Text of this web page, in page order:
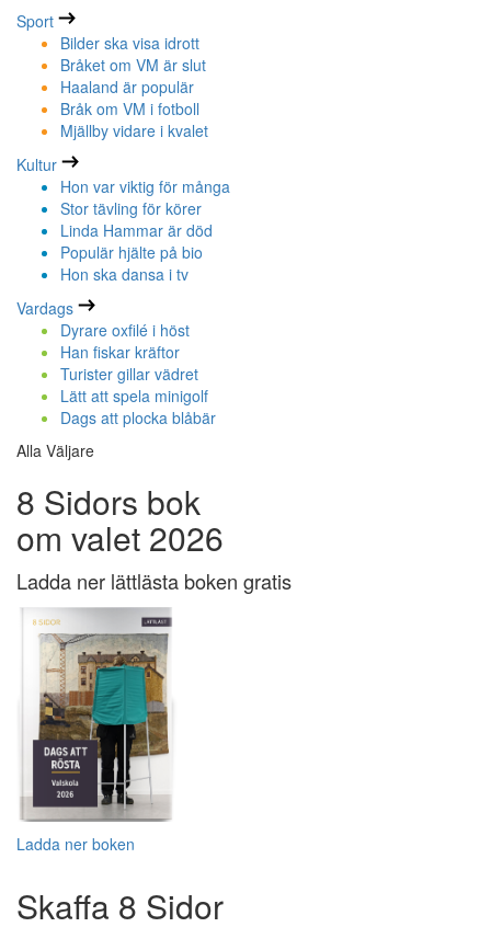
Sport
Bilder ska visa idrott
Bråket om VM är slut
Haaland är populär
Bråk om VM i fotboll
Mjällby vidare i kvalet
Kultur
Hon var viktig för många
Stor tävling för körer
Linda Hammar är död
Populär hjälte på bio
Hon ska dansa i tv
Vardags
Dyrare oxfilé i höst
Han fiskar kräftor
Turister gillar vädret
Lätt att spela minigolf
Dags att plocka blåbär
Alla Väljare
8 Sidors bok
om valet 2026
Ladda ner lättlästa boken gratis
Ladda ner boken
Skaffa 8 Sidor